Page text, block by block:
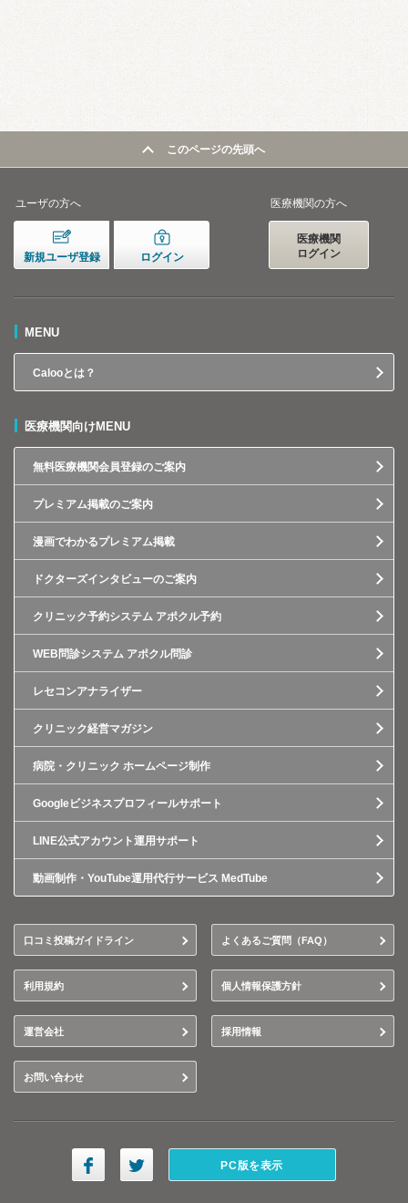
このページの先頭へ
ユーザの方へ
新規ユーザ登録 ログイン
医療機関の方へ
医療機関
ログイン
MENU
Calooとは？
医療機関向けMENU
無料医療機関会員登録のご案内
プレミアム掲載のご案内
漫画でわかるプレミアム掲載
ドクターズインタビューのご案内
クリニック予約システム アポクル予約
WEB問診システム アポクル問診
レセコンアナライザー
クリニック経営マガジン
病院・クリニック ホームページ制作
Googleビジネスプロフィールサポート
LINE公式アカウント運用サポート
動画制作・YouTube運用代行サービス MedTube
口コミ投稿ガイドライン よくあるご質問（FAQ）
利用規約 個人情報保護方針
運営会社 採用情報
お問い合わせ
PC版を表示